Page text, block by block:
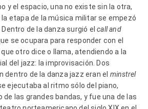
y el espacio, una no existe sin la otra,
etapa de la música militar se empezó
de la danza surgió elcall and
se ocupara para responder con el
otro dice o llama, atendiendo a la
del jazz: la improvisación. Dos
dentro de la danza jazz eran el minstrel
ejecutaba al ritmo sólo del piano,
las grandes bandas, y fue una de las